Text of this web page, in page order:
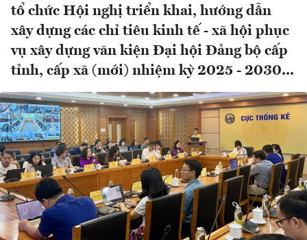
tổ chức Hội nghị triển khai, hướng dẫn
xây dựng các chỉ tiêu kinh tế - xã hội phục
vụ xây dựng văn kiện Đại hội Đảng bộ cấp
tỉnh, cấp xã (mới) nhiệm kỳ 2025 - 2030...